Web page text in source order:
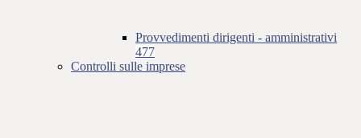
Provvedimenti dirigenti - amministrativi
477
Controlli sulle imprese